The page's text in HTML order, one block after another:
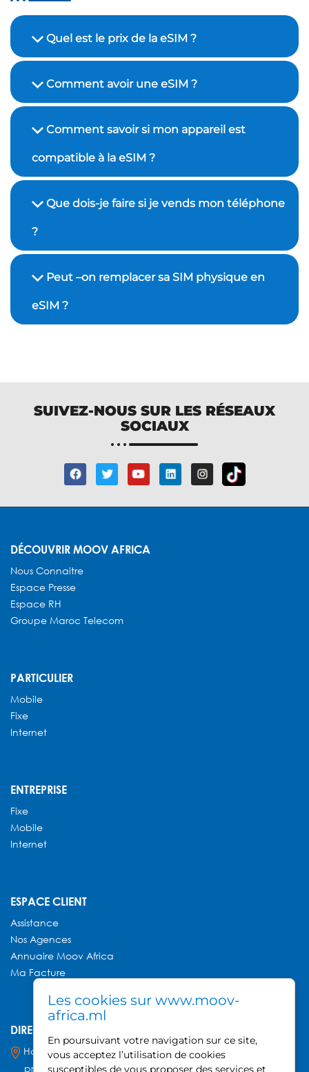
Quel est le prix de la eSIM ?
Comment avoir une eSIM ?
Comment savoir si mon appareil est
compatible à la eSIM ?
Que dois-je faire si je vends mon téléphone
?
Peut –on remplacer sa SIM physique en
eSIM ?
SUIVEZ-NOUS SUR LES RÉSEAUX
SOCIAUX
DÉCOUVRIR MOOV AFRICA
Nous Connaitre
Espace Presse
Espace RH
Groupe Maroc Telecom
PARTICULIER
Mobile
Fixe
Internet
ENTREPRISE
Fixe
Mobile
Internet
ESPACE CLIENT
Assistance
Nos Agences
Annuaire Moov Africa
Ma Facture
DIRECTION GÉNÉRALE MOOV AFRICA
Hamdallaye ACI 2000,
près du Palais des Sports
Les cookies sur www.moov-
africa.ml
En poursuivant votre navigation sur ce site,
vous acceptez l’utilisation de cookies
susceptibles de vous proposer des services et